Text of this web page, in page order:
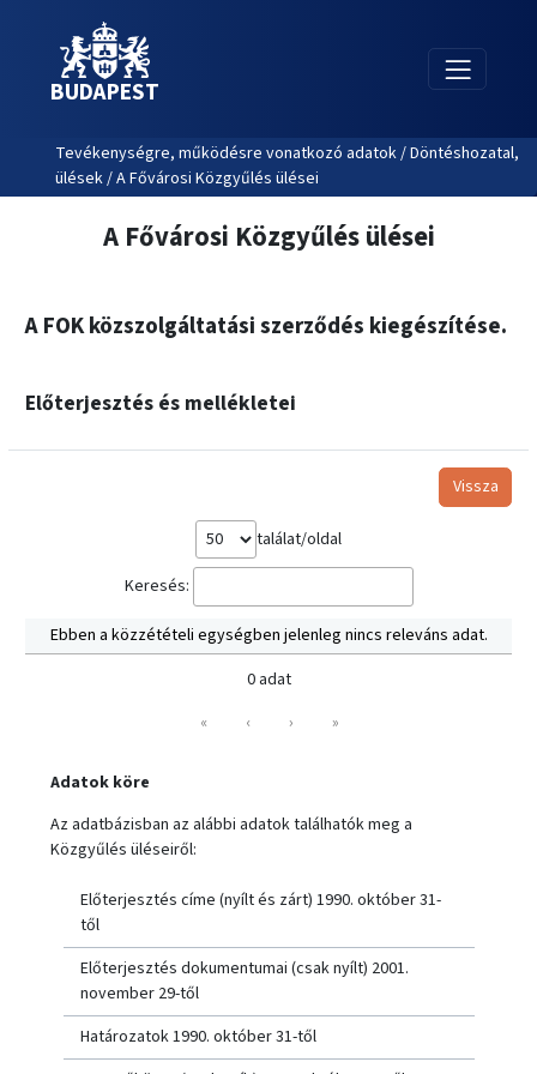
BUDAPEST
Tevékenységre, működésre vonatkozó adatok / Döntéshozatal,
ülések / A Fővárosi Közgyűlés ülései
A Fővárosi Közgyűlés ülései
A FOK közszolgáltatási szerződés kiegészítése.
Előterjesztés és mellékletei
Vissza
találat/oldal
Keresés:
Ebben a közzétételi egységben jelenleg nincs releváns adat.
0 adat
«
‹ › »
Adatok köre
Az adatbázisban az alábbi adatok találhatók meg a
Közgyűlés üléseiről:
Előterjesztés címe (nyílt és zárt) 1990. október 31-
től
Előterjesztés dokumentumai (csak nyílt) 2001.
november 29-től
Határozatok 1990. október 31-től